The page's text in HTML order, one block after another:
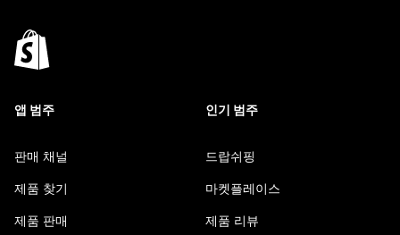
앱 범주
판매 채널
제품 찾기
제품 판매
인기 범주
드랍쉬핑
마켓플레이스
제품 리뷰